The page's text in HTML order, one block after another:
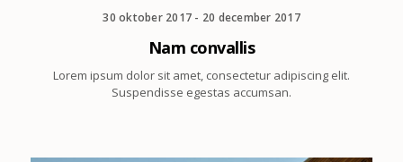
30 oktober 2017 - 20 december 2017
Nam convallis
Lorem ipsum dolor sit amet, consectetur adipiscing elit.
Suspendisse egestas accumsan.